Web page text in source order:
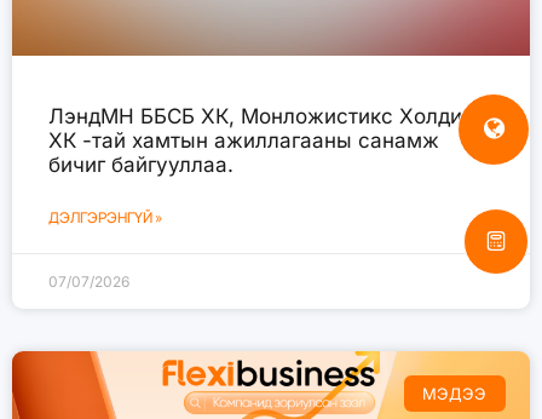
ЛэндМН ББСБ ХК, Монложистикс Холдинг
ХК -тай хамтын ажиллагааны санамж
бичиг байгууллаа.
ДЭЛГЭРЭНГҮЙ »
07/07/2026
МЭДЭЭ